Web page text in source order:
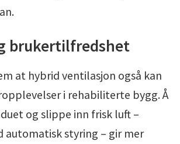
brukertilfredshet
at hybrid ventilasjon også kan
i rehabiliterte bygg. Å
og slippe inn frisk luft –
automatisk styring – gir mer